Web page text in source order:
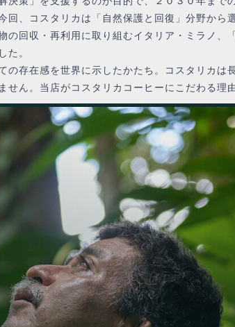
、コスタリカは「自然保護と回復」分野から
の回収・再利用に取り組むイタリア・ミラノ、
た。
存在感を世界に示したかたち。コスタリカは
ん。当店がコスタリカコーヒーにこだわる理